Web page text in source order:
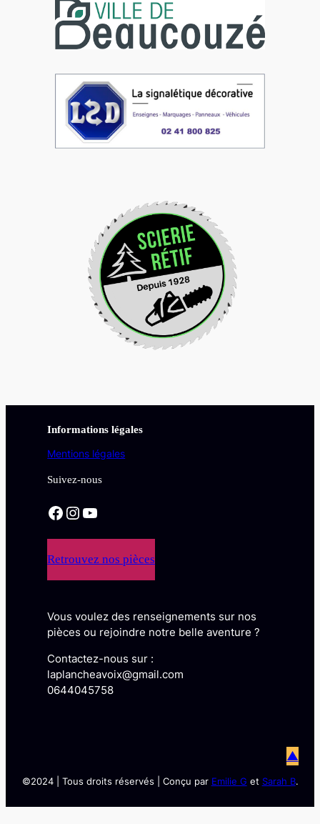
Informations légales
Mentions légales
Suivez-nous
Facebook InstagramYouTube
Retrouvez nos pièces
Vous voulez des renseignements sur nos
pièces ou rejoindre notre belle aventure ?
Contactez-nous sur :
laplancheavoix@gmail.com
0644045758
▲
©2024 | Tous droits réservés | Conçu par Emilie G et Sarah B.